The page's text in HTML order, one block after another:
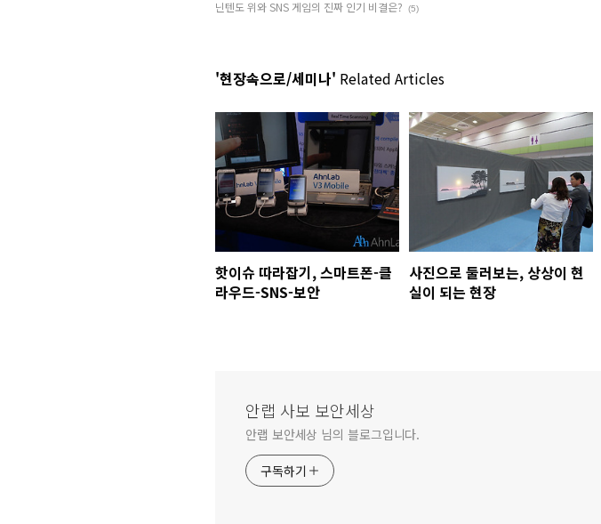
닌텐도 위와 SNS 게임의 진짜 인기 비결은? (5)
'현장속으로/세미나' Related Articles
핫이슈 따라잡기, 스마트폰-클
라우드-SNS-보안
사진으로 둘러보는, 상상이 현
실이 되는 현장
안랩 사보 보안세상
안랩 보안세상 님의 블로그입니다.
구독하기